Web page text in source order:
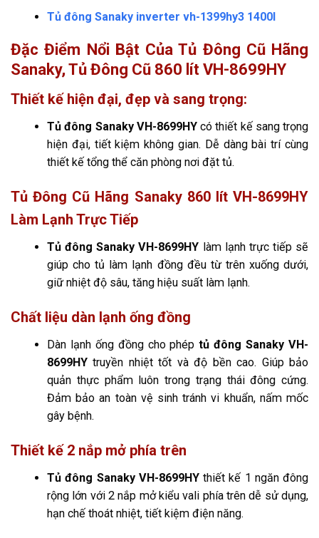
Tủ đông Sanaky inverter vh-1399hy3 1400l
Đặc Điểm Nổi Bật Của Tủ Đông Cũ Hãng
Sanaky, Tủ Đông Cũ 860 lít VH-8699HY
Thiết kế hiện đại, đẹp và sang trọng:
Tủ đông Sanaky VH-8699HYcó thiết kế sang trọng
hiện đại, tiết kiệm không gian. Dễ dàng bài trí cùng
thiết kế tổng thể căn phòng nơi đặt tủ.
Tủ Đông Cũ Hãng Sanaky 860 lít VH-8699HY
Làm Lạnh Trực Tiếp
Tủ đông Sanaky VH-8699HY làm lạnh trực tiếp sẽ
giúp cho tủ làm lạnh đồng đều từ trên xuống dưới,
giữ nhiệt độ sâu, tăng hiệu suất làm lạnh.
Chất liệu dàn lạnh ống đồng
Dàn lạnh ống đồng cho phéptủ đông Sanaky VH-
8699HY truyền nhiệt tốt và độ bền cao. Giúp bảo
quản thực phẩm luôn trong trạng thái đông cứng.
Đảm bảo an toàn vệ sinh tránh vi khuẩn, nấm mốc
gây bệnh.
Thiết kế 2 nắp mở phía trên
Tủ đông Sanaky VH-8699HY thiết kế 1 ngăn đông
rộng lớn với 2 nắp mở kiểu vali phía trên dễ sử dụng,
hạn chế thoát nhiệt, tiết kiệm điện năng.